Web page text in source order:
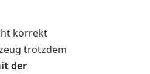
korrekt
trotzdem
der